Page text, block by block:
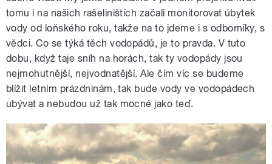
tomu i na našich rašeliništích začali monitorovat úbytek
vody od loňského roku, takže na to jdeme i s odborníky, s
vědci. Co se týká těch vodopádů, je to pravda. V tuto
dobu, když taje sníh na horách, tak ty vodopády jsou
nejmohutnější, nejvodnatější. Ale čím víc se budeme
blížit letním prázdninám, tak bude vody ve vodopádech
ubývat a nebudou už tak mocné jako teď.